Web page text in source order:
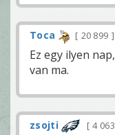
Toca 20 899
Ez egy ilyen
van ma.
zsojti 4 063